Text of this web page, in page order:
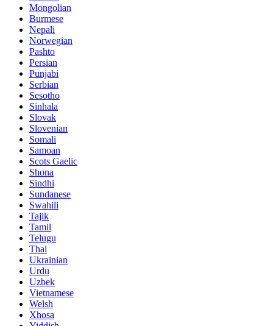
Mongolian
Burmese
Nepali
Norwegian
Pashto
Persian
Punjabi
Serbian
Sesotho
Sinhala
Slovak
Slovenian
Somali
Samoan
Scots Gaelic
Shona
Sindhi
Sundanese
Swahili
Tajik
Tamil
Telugu
Thai
Ukrainian
Urdu
Uzbek
Vietnamese
Welsh
Xhosa